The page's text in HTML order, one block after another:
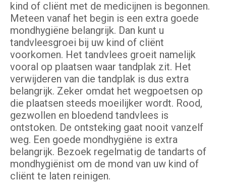
kind of cliënt met de medicijnen is begonnen.
Meteen vanaf het begin is een extra goede
mondhygiëne belangrijk. Dan kunt u
tandvleesgroei bij uw kind of cliënt
voorkomen. Het tandvlees groeit namelijk
vooral op plaatsen waar tandplak zit. Het
verwijderen van die tandplak is dus extra
belangrijk. Zeker omdat het wegpoetsen op
die plaatsen steeds moeilijker wordt. Rood,
gezwollen en bloedend tandvlees is
ontstoken. De ontsteking gaat nooit vanzelf
weg. Een goede mondhygiëne is extra
belangrijk. Bezoek regelmatig de tandarts of
mondhygiënist om de mond van uw kind of
cliënt te laten reinigen.